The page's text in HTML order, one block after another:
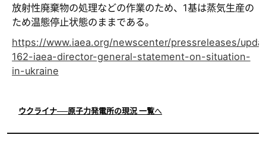
放射性廃棄物の処理などの作業のため、1基は蒸気生産の
ため温態停止状態のままである。
https://www.iaea.org/newscenter/pressreleases/
162-iaea-director-general-statement-on-situation-
in-ukraine
ウクライナ──原子力発電所の現況 一覧へ